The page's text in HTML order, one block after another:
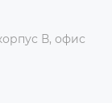
В, офис